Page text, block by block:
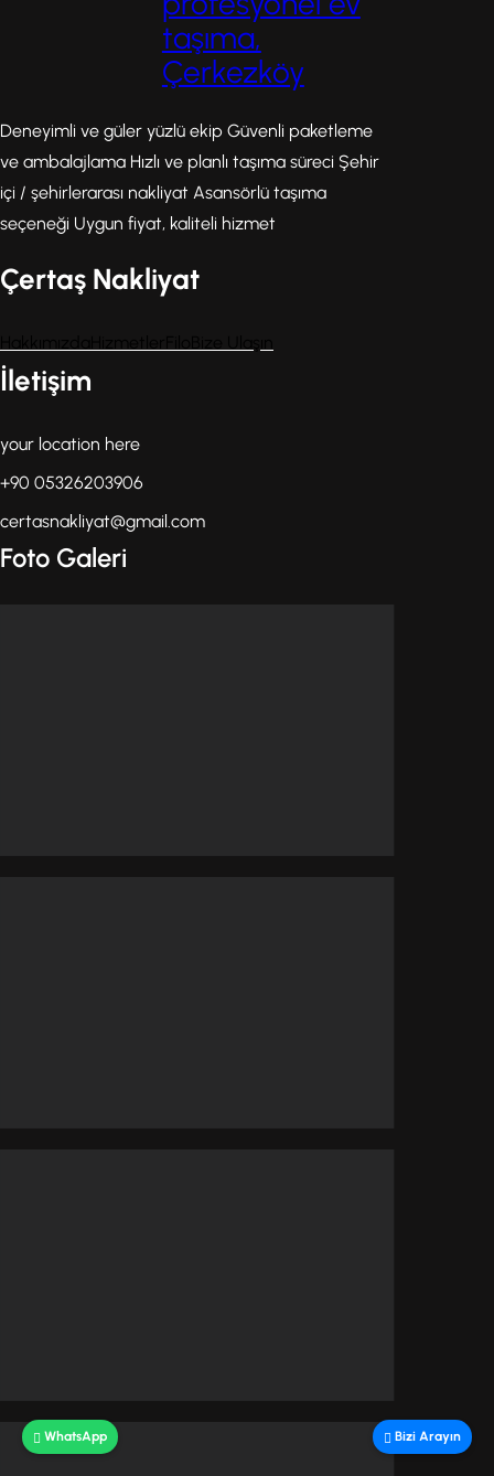
taşıma,
Çerkezköy
Deneyimli ve güler yüzlü ekip Güvenli paketleme
ve ambalajlama Hızlı ve planlı taşıma süreci Şehir
içi / şehirlerarası nakliyat Asansörlü taşıma
seçeneği Uygun fiyat, kaliteli hizmet
Çertaş Nakliyat
İletişim
your location here
+90 05326203906
certasnakliyat@gmail.com
Foto Galeri
Bizi Arayın
WhatsApp